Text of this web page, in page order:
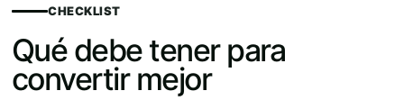
CHECKLIST
Qué debe tener para
convertir mejor